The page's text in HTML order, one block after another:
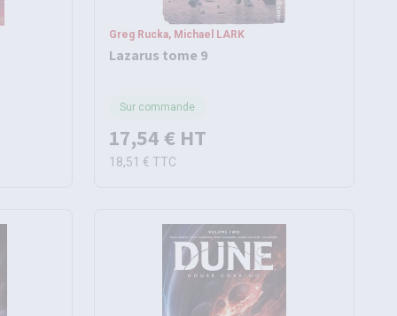
Greg Rucka, Michael LARK
Lazarus tome 9
Sur commande
17,54 € HT
18,51 € TTC